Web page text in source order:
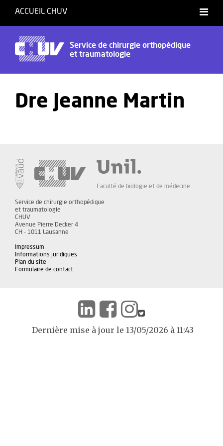
ACCUEIL CHUV
Service de chirurgie orthopédique
et traumatologie
Dre Jeanne Martin
Faculté de biologie et de médecine
Service de chirurgie orthopédique
et traumatologie
CHUV
Avenue Pierre Decker 4
CH - 1011 Lausanne
Impressum
Informations juridiques
Plan du site
Formulaire de contact
Dernière mise à jour le 13/05/2026 à 11:43